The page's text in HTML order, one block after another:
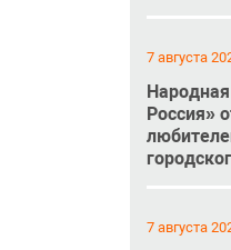
7 августа
Россия»
7 августа